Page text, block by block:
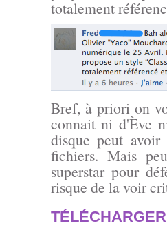
totalement
Bref, à priori on
connait ni d'Ève
disque peut
fichiers. Mais
superstar pour
risque de la voir